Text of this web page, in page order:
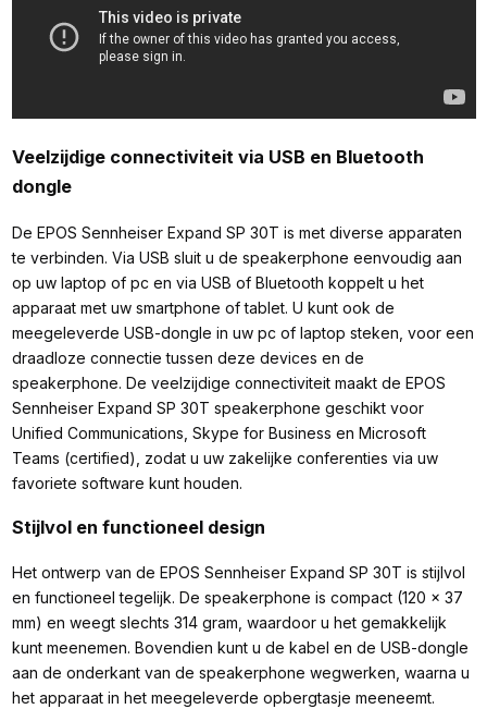
Veelzijdige connectiviteit via USB en Bluetooth
dongle
De EPOS Sennheiser Expand SP 30T is met diverse apparaten
te verbinden. Via USB sluit u de speakerphone eenvoudig aan
op uw laptop of pc en via USB of Bluetooth koppelt u het
apparaat met uw smartphone of tablet. U kunt ook de
meegeleverde USB-dongle in uw pc of laptop steken, voor een
draadloze connectie tussen deze devices en de
speakerphone. De veelzijdige connectiviteit maakt de EPOS
Sennheiser Expand SP 30T speakerphone geschikt voor
Unified Communications, Skype for Business en Microsoft
Teams (certified), zodat u uw zakelijke conferenties via uw
favoriete software kunt houden.
Stijlvol en functioneel design
Het ontwerp van de EPOS Sennheiser Expand SP 30T is stijlvol
en functioneel tegelijk. De speakerphone is compact (120 x 37
mm) en weegt slechts 314 gram, waardoor u het gemakkelijk
kunt meenemen. Bovendien kunt u de kabel en de USB-dongle
aan de onderkant van de speakerphone wegwerken, waarna u
het apparaat in het meegeleverde opbergtasje meeneemt.